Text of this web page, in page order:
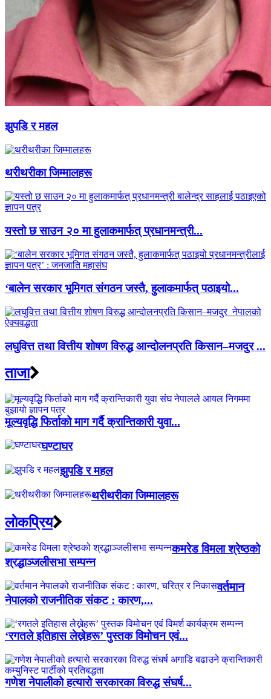
झुपडि र महल
थरीथरीका जिम्मालहरू
यस्तो छ साउन २० मा हुलाकमार्फत् प्रधानमन्त्री...
‘बालेन सरकार भूमिगत संगठन जस्तै, हुलाकमार्फत् पठाइयो...
लघुवित्त तथा वित्तीय शोषण विरुद्ध आन्दोलनप्रति किसान–मजदुर ...
ताजा
मूल्यवृद्धि फिर्ताको माग गर्दै क्रान्तिकारी युवा...
घण्टाघर
झुपडि र महल
थरीथरीका जिम्मालहरू
लाेकप्रिय
कमरेड विमला श्रेष्ठको
श्रद्धाञ्जलीसभा सम्पन्न
वर्तमान
नेपालको राजनीतिक संकट : कारण,...
‘रगतले इतिहास लेख्नेहरू’ पुस्तक विमोचन एवं...
गणेश नेपालीको हत्यारो सरकारका विरुद्ध संघर्ष...